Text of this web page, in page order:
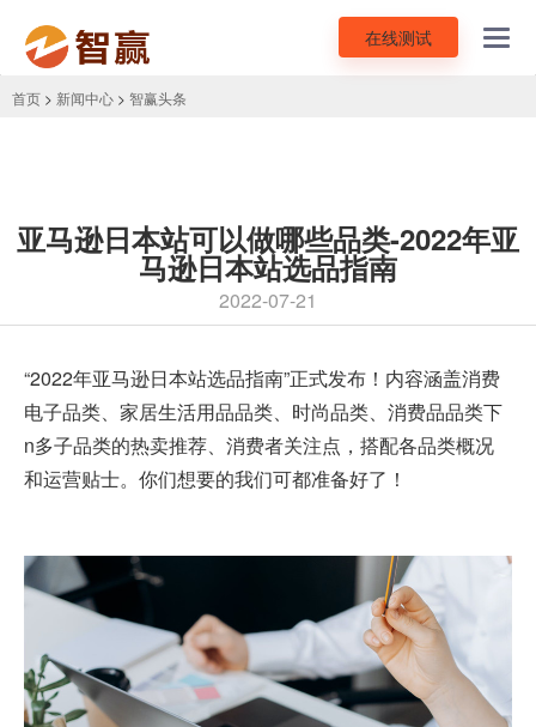
在线测试
首页 > 新闻中心 > 智赢头条
亚马逊日本站可以做哪些品类-2022年亚
马逊日本站选品指南
2022-07-21
“2022年亚马逊日本站选品指南”正式发布！内容涵盖消费
电子品类、家居生活用品品类、时尚品类、消费品品类下
n多子品类的热卖推荐、消费者关注点，搭配各品类概况
和运营贴士。你们想要的我们可都准备好了！